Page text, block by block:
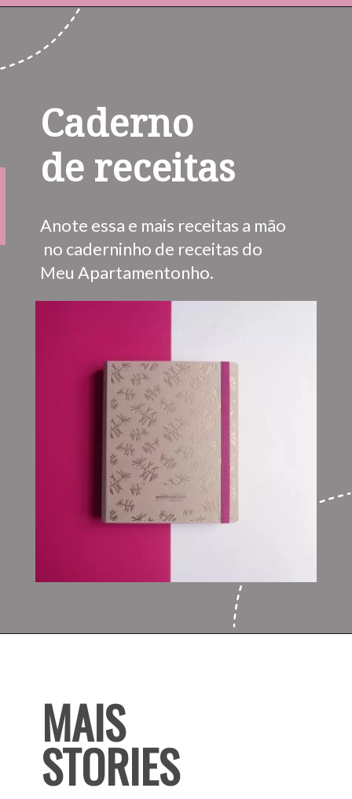
Opening
Caderno
de receitas
Anote essa e mais receitas a mão
no caderninho de receitas do
Meu Apartamentonho.
MAIS
STORIES